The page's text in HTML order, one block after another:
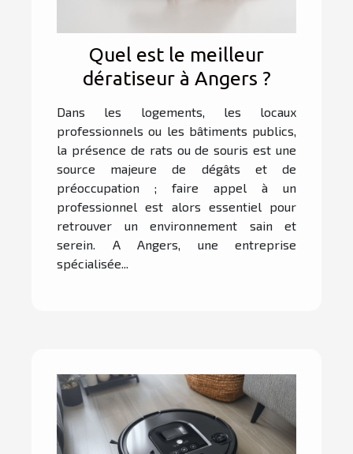
Quel est le meilleur
dératiseur à Angers ?
Dans les logements, les locaux
professionnels ou les bâtiments publics,
la présence de rats ou de souris est une
source majeure de dégâts et de
préoccupation ; faire appel à un
professionnel est alors essentiel pour
retrouver un environnement sain et
serein. A Angers, une entreprise
spécialisée...